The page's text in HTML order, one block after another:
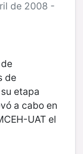
de 2008 -
de
etapa
a cabo en
UAT el